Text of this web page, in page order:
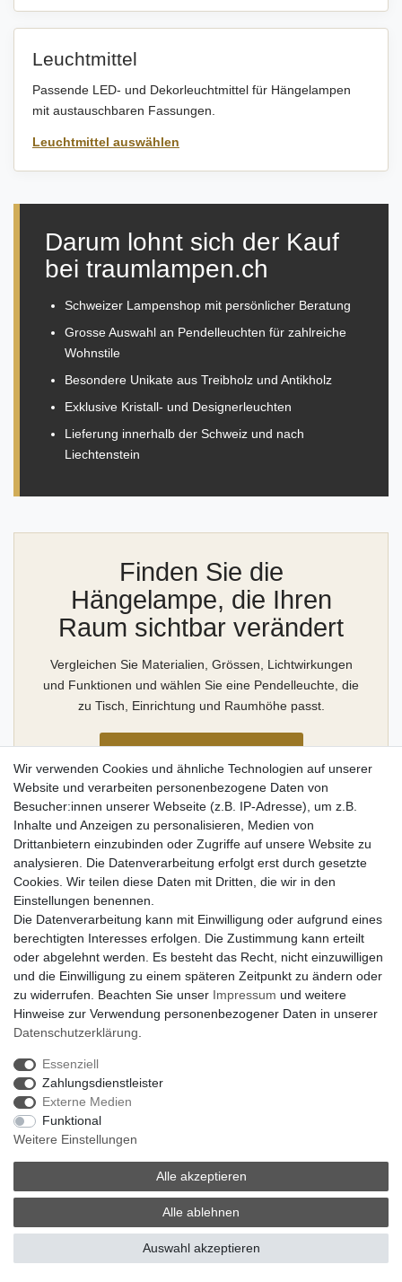
Leuchtmittel
Passende LED- und Dekorleuchtmittel für Hängelampen
mit austauschbaren Fassungen.
Leuchtmittel auswählen
Darum lohnt sich der Kauf
bei traumlampen.ch
Schweizer Lampenshop mit persönlicher Beratung
Grosse Auswahl an Pendelleuchten für zahlreiche
Wohnstile
Besondere Unikate aus Treibholz und Antikholz
Exklusive Kristall- und Designerleuchten
Lieferung innerhalb der Schweiz und nach
Liechtenstein
Finden Sie die
Hängelampe, die Ihren
Raum sichtbar verändert
Vergleichen Sie Materialien, Grössen, Lichtwirkungen
und Funktionen und wählen Sie eine Pendelleuchte, die
zu Tisch, Einrichtung und Raumhöhe passt.
FAQ – häufige Fragen zu
Hängelampen
Was ist der Unterschied zwischen Hängelampe und
Pendelleuchte?
Welche Hängelampe eignet sich für einen langen
Wie hoch sollte eine Hängelampe über dem Esstisch
hängen?
Welche Pendelleuchte passt über einen runden
Ist jede LED-Hängelampe dimmbar?
Wir verwenden Cookies und ähnliche Technologien auf unserer
Website und verarbeiten personenbezogene Daten von
Besucher:innen unserer Webseite (z.B. IP-Adresse), um z.B.
Inhalte und Anzeigen zu personalisieren, Medien von
Drittanbietern einzubinden oder Zugriffe auf unsere Website zu
analysieren. Die Datenverarbeitung erfolgt erst durch gesetzte
Cookies. Wir teilen diese Daten mit Dritten, die wir in den
Einstellungen benennen.
Die Datenverarbeitung kann mit Einwilligung oder aufgrund eines
berechtigten Interesses erfolgen. Die Zustimmung kann erteilt
oder abgelehnt werden. Es besteht das Recht, nicht einzuwilligen
und die Einwilligung zu einem späteren Zeitpunkt zu ändern oder
zu widerrufen. Beachten Sie unser Impressum und weitere
Hinweise zur Verwendung personenbezogener Daten in unserer
Daten­schutz­erklärung
Essenziell
Zahlungsdienstleister
Externe Medien
Funktional
Weitere Einstellungen
Alle akzeptieren
Alle ablehnen
Auswahl akzeptieren